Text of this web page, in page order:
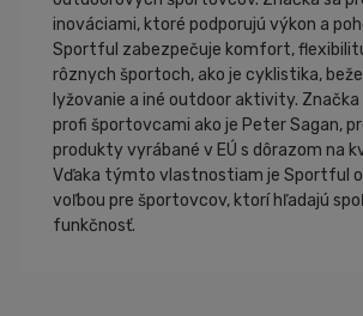
inováciami, ktoré podporujú výkon a
Sportful zabezpečuje komfort,
rôznych športoch, ako je cyklistika,
lyžovanie a iné outdoor aktivity. Značka
profi športovcami ako je Peter Sagan,
produkty vyrábané v EÚ s dôrazom na
Vďaka týmto vlastnostiam je Sportful
voľbou pre športovcov, ktorí hľadajú
funkčnosť.